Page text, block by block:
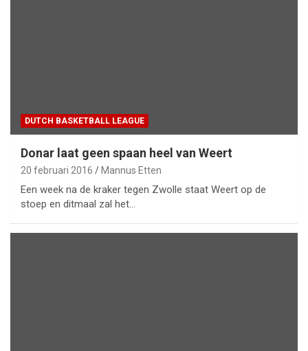
DUTCH BASKETBALL LEAGUE
Donar laat geen spaan heel van Weert
20 februari 2016 Mannus Etten
Een week na de kraker tegen Zwolle staat Weert op de
stoep en ditmaal zal het…